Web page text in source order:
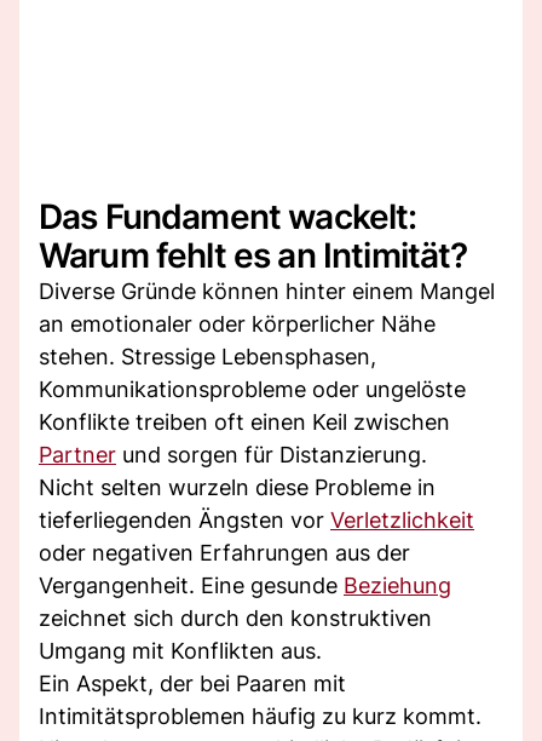
Das Fundament wackelt:
Warum fehlt es an Intimität?
Diverse Gründe können hinter einem Mangel
an emotionaler oder körperlicher Nähe
stehen. Stressige Lebensphasen,
Kommunikationsprobleme oder ungelöste
Konflikte treiben oft einen Keil zwischen
Partner und sorgen für Distanzierung.
Nicht selten wurzeln diese Probleme in
tieferliegenden Ängsten vor Verletzlichkeit
oder negativen Erfahrungen aus der
Vergangenheit. Eine gesunde Beziehung
zeichnet sich durch den konstruktiven
Umgang mit Konflikten aus.
Ein Aspekt, der bei Paaren mit
Intimitätsproblemen häufig zu kurz kommt.